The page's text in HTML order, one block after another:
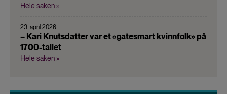
Hele saken »
23. april 2026
– Kari Knutsdatter var et «gatesmart kvinnfolk» på
1700-tallet
Hele saken »